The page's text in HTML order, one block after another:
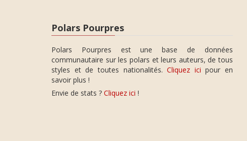
Polars Pourpres
Polars Pourpres est une base de données
communautaire sur les polars et leurs auteurs, de tous
styles et de toutes nationalités.Cliquez ici pour en
savoir plus !
Envie de stats ? Cliquez ici !